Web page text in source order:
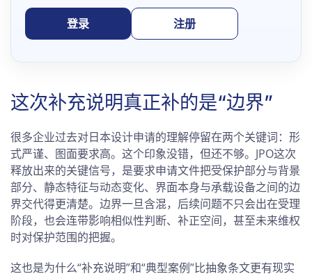
登录 注册
这次补充说明真正补的是“边界”
很多企业过去对日本设计申请的理解停留在两个关键词：形
式严谨、图面要求高。这个印象没错，但还不够。JPO这次
释放出来的关键信号，是要求申请文件把受保护部分与背景
部分、静态特征与动态变化、界面本身与承载设备之间的边
界交代得更清楚。边界一旦含混，后续问题不只会出在受理
阶段，也会连带影响相似性判断、补正空间，甚至未来维权
时对保护范围的把握。
这也是为什么“补充说明”和“典型案例”比抽象条文更有现实